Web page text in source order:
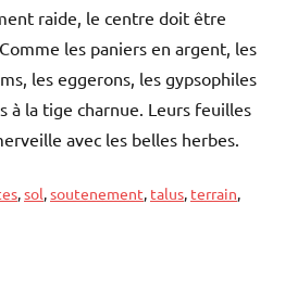
raide, le centre doit être
les paniers en argent, les
les eggerons, les gypsophiles
à la tige charnue. Leurs feuilles
avec les belles herbes.
,sol,soutenement, talus, terrain,